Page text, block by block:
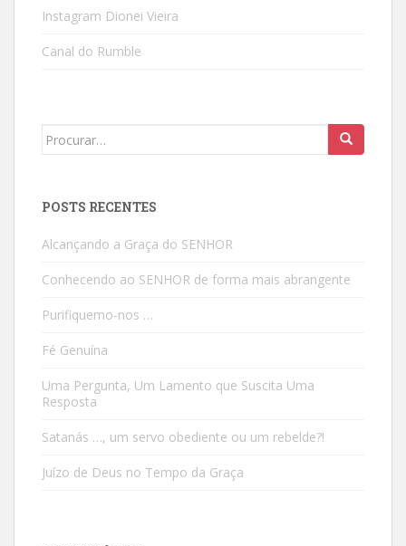
Instagram Dionei Vieira
Canal do Rumble
Search
POSTS RECENTES
Alcançando a Graça do SENHOR
Conhecendo ao SENHOR de forma mais abrangente
Purifiquemo-nos …
Fé Genuína
Uma Pergunta, Um Lamento que Suscita Uma
Resposta
Satanás …, um servo obediente ou um rebelde?!
Juízo de Deus no Tempo da Graça